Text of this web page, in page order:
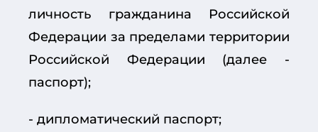
личность гражданина Российской
Федерации за пределами территории
Российской Федерации (далее -
паспорт);
- дипломатический паспорт;